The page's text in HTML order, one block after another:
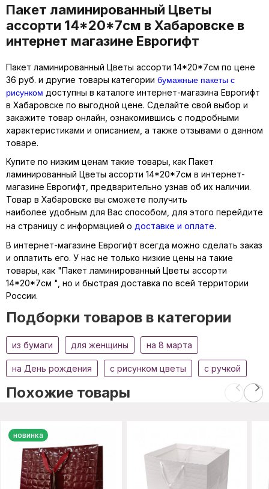
Пакет ламинированный Цветы
ассорти 14*20*7см в Хабаровске в
интернет магазине Еврогифт
Пакет ламинированный Цветы ассорти 14*20*7см по цене
36 руб. и другие товары категории бумажные пакеты с
рисунком доступны в каталоге интернет-магазина Еврогифт
в Хабаровске по выгодной цене. Сделайте свой выбор и
закажите товар онлайн, ознакомившись с подробными
характеристиками и описанием, а также отзывами о данном
товаре.
Купите по низким ценам такие товары, как Пакет
ламинированный Цветы ассорти 14*20*7см в интернет-
магазине Еврогифт, предварительно узнав об их наличии.
Товар в Хабаровске вы сможете получить
наиболее удобным для Вас способом, для этого перейдите
на страницу с информацией о доставке и оплате.
В интернет-магазине Еврогифт всегда можно сделать заказ
и оплатить его. У нас не только низкие цены на такие
товары, как "Пакет ламинированный Цветы ассорти
14*20*7см ", но и быстрая доставка по всей территории
России.
Подборки товаров в категории
из бумаги для женщины на 8 марта
на День рождения с рисунком цветы с ручкой
Похожие товары
новинка